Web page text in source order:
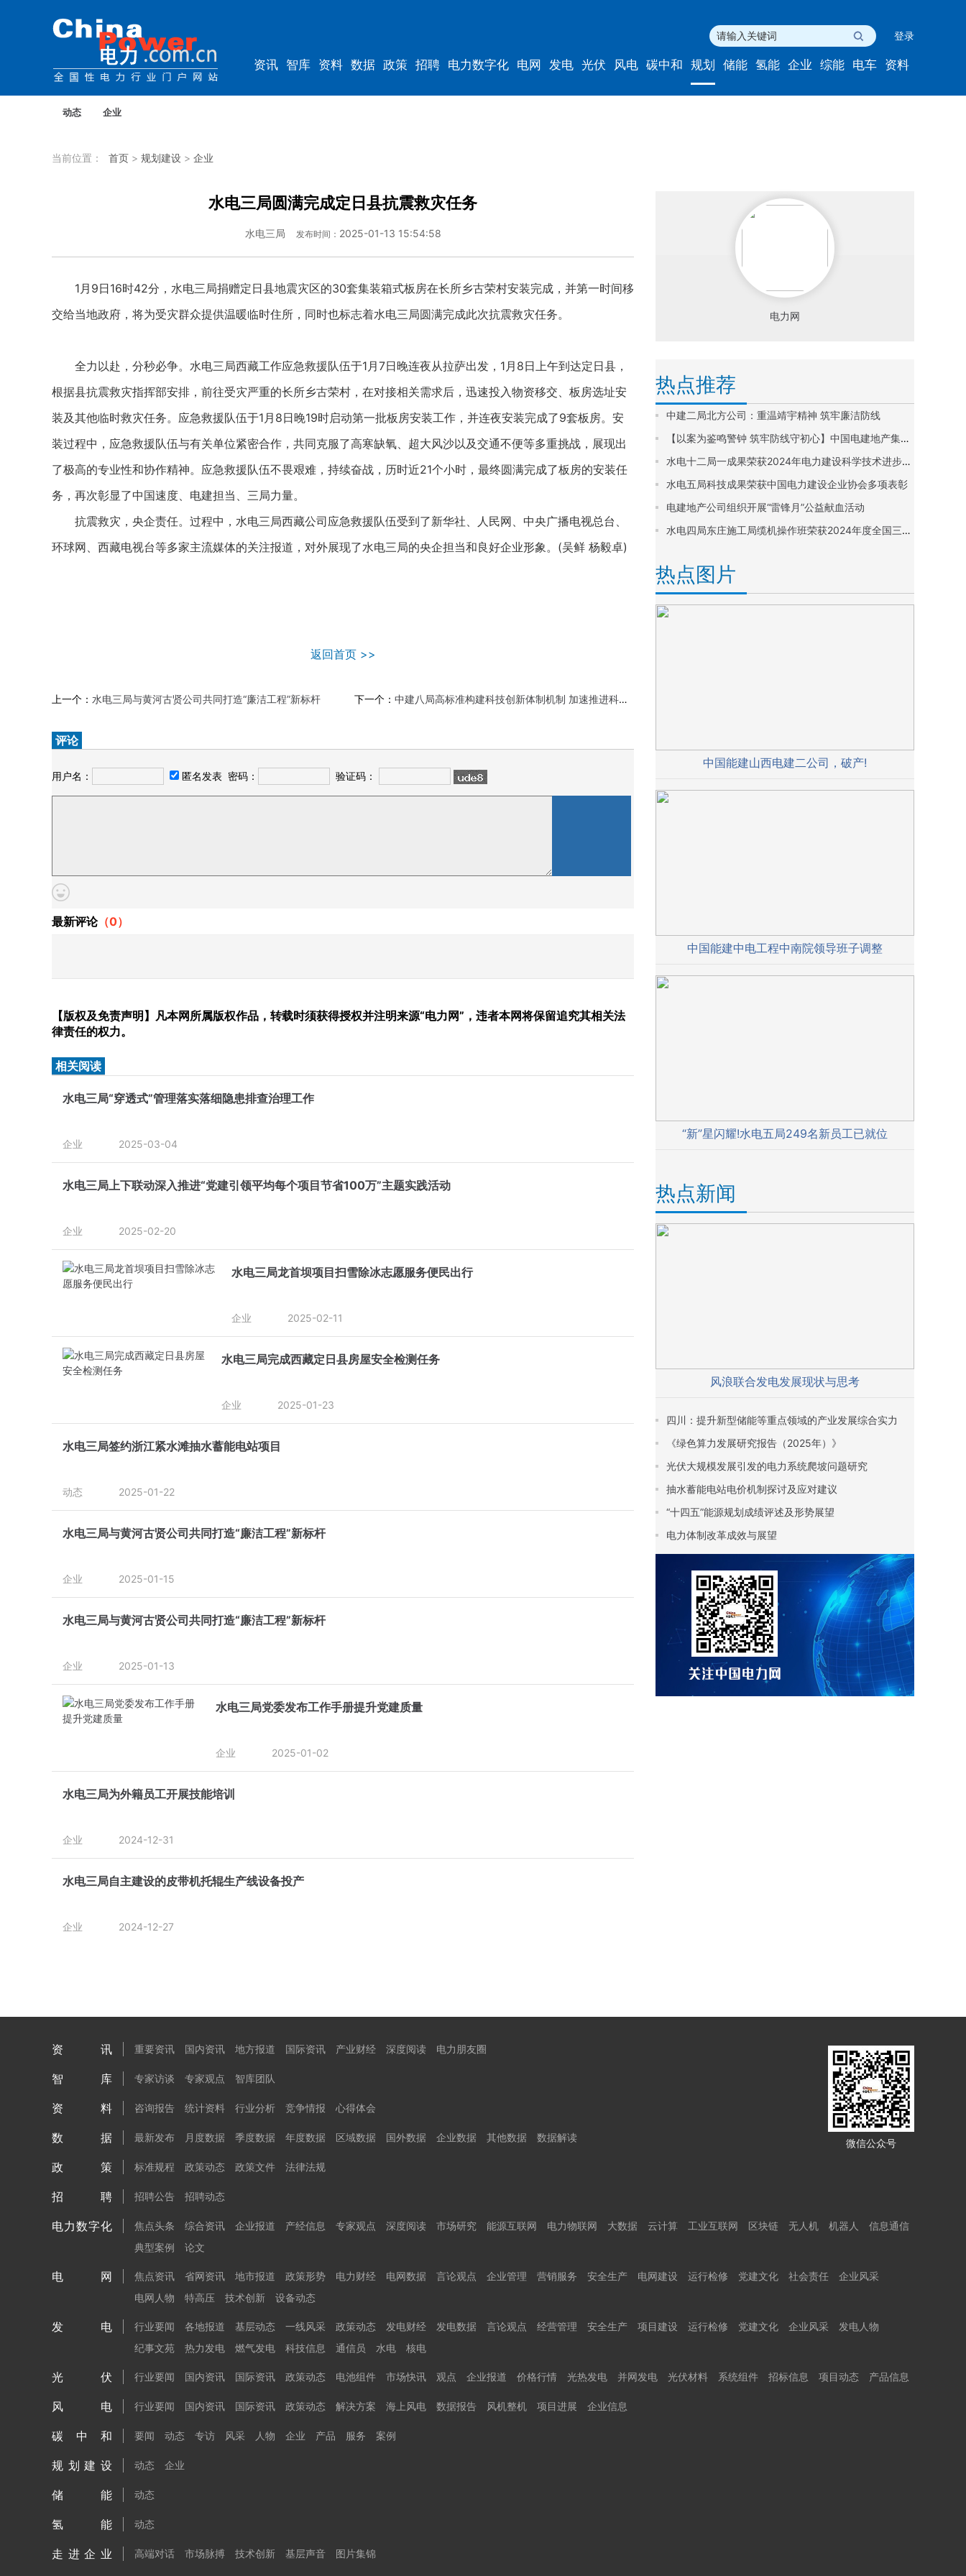
登录
资讯 智库 资料 数据 政策 招聘 电力数字化 电网 发电 光伏 风电 碳中和 规划 储能 氢能 企业 综能 电车 资料
动态 企业
当前位置： 首页 > 规划建设 > 企业
水电三局圆满完成定日县抗震救灾任务
水电三局 发布时间： 2025-01-13 15:54:58
1月9日16时42分，水电三局捐赠定日县地震灾区的30套集装箱式板房在长所乡古荣村安装完成，并第一时间移
交给当地政府，将为受灾群众提供温暖临时住所，同时也标志着水电三局圆满完成此次抗震救灾任务。
全力以赴，分秒必争。水电三局西藏工作应急救援队伍于1月7日晚连夜从拉萨出发，1月8日上午到达定日县，
根据县抗震救灾指挥部安排，前往受灾严重的长所乡古荣村，在对接相关需求后，迅速投入物资移交、板房选址安
装及其他临时救灾任务。应急救援队伍于1月8日晚19时启动第一批板房安装工作，并连夜安装完成了9套板房。安
装过程中，应急救援队伍与有关单位紧密合作，共同克服了高寒缺氧、超大风沙以及交通不便等多重挑战，展现出
了极高的专业性和协作精神。应急救援队伍不畏艰难，持续奋战，历时近21个小时，最终圆满完成了板房的安装任
务，再次彰显了中国速度、电建担当、三局力量。
抗震救灾，央企责任。过程中，水电三局西藏公司应急救援队伍受到了新华社、人民网、中央广播电视总台、
环球网、西藏电视台等多家主流媒体的关注报道，对外展现了水电三局的央企担当和良好企业形象。(吴鲜 杨毅卓)
返回首页 >>
上一个： 水电三局与黄河古贤公司共同打造“廉洁工程”新标杆 下一个：中建八局高标准构建科技创新体制机制 加速推进科研成果的高质量产出与转化
评论
用户名： 匿名发表 密码： 验证码：
最新评论（0）
【版权及免责声明】凡本网所属版权作品，转载时须获得授权并注明来源“电力网”，违者本网将保留追究其相关法
律责任的权力。
相关阅读
水电三局“穿透式”管理落实落细隐患排查治理工作
企业 2025-03-04
水电三局上下联动深入推进“党建引领平均每个项目节省100万”主题实践活动
企业 2025-02-20
水电三局龙首坝项目扫雪除冰志愿服务便民出行
企业 2025-02-11
水电三局完成西藏定日县房屋安全检测任务
企业 2025-01-23
水电三局签约浙江紧水滩抽水蓄能电站项目
动态 2025-01-22
水电三局与黄河古贤公司共同打造“廉洁工程”新标杆
企业 2025-01-15
水电三局与黄河古贤公司共同打造“廉洁工程”新标杆
企业 2025-01-13
水电三局党委发布工作手册提升党建质量
企业 2025-01-02
水电三局为外籍员工开展技能培训
企业 2024-12-31
水电三局自主建设的皮带机托辊生产线设备投产
企业 2024-12-27
电力网
热点推荐
中建二局北方公司：重温靖宇精神 筑牢廉洁防线
【以案为鉴鸣警钟 筑牢防线守初心】中国电建地产集团西南区域前往四川金堂监狱开展深入贯彻中央八项规定精神学习教育警示教育活动
水电十二局一成果荣获2024年电力建设科学技术进步奖一等奖
水电五局科技成果荣获中国电力建设企业协会多项表彰
电建地产公司组织开展“雷锋月”公益献血活动
水电四局东庄施工局缆机操作班荣获2024年度全国三八红旗集体
热点图片
中国能建山西电建二公司，破产!
中国能建中电工程中南院领导班子调整
“新”星闪耀!水电五局249名新员工已就位
热点新闻
风浪联合发电发展现状与思考
四川：提升新型储能等重点领域的产业发展综合实力
《绿色算力发展研究报告（2025年）》
光伏大规模发展引发的电力系统爬坡问题研究
抽水蓄能电站电价机制探讨及应对建议
“十四五”能源规划成绩评述及形势展望
电力体制改革成效与展望
微信公众号
资讯 重要资讯 国内资讯 地方报道 国际资讯 产业财经 深度阅读 电力朋友圈
智库 专家访谈 专家观点 智库团队
资料 咨询报告 统计资料 行业分析 竞争情报 心得体会
数据 最新发布 月度数据 季度数据 年度数据 区域数据 国外数据 企业数据 其他数据 数据解读
政策 标准规程 政策动态 政策文件 法律法规
招聘 招聘公告 招聘动态
电力数字化 焦点头条 综合资讯 企业报道 产经信息 专家观点 深度阅读 市场研究 能源互联网 电力物联网 大数据 云计算 工业互联网 区块链 无人机 机器人
信息通信
典型案例
论文
电网 焦点资讯 省网资讯 地市报道 政策形势 电力财经 电网数据 言论观点 企业管理 营销服务 安全生产 电网建设 运行检修 党建文化 社会责任
企业风采
电网人物
特高压 技术创新 设备动态
发电 行业要闻 各地报道 基层动态 一线风采 政策动态 发电财经 发电数据 言论观点 经营管理 安全生产 项目建设 运行检修 党建文化 企业风采
发电人物
纪事文苑
热力发电 燃气发电 科技信息 通信员 水电 核电
光伏 行业要闻 国内资讯 国际资讯 政策动态 电池组件 市场快讯 观点 企业报道 价格行情 光热发电 并网发电 光伏材料 系统组件 招标信息 项目动态 产品信息
风电 行业要闻 国内资讯 国际资讯 政策动态 解决方案 海上风电 数据报告 风机整机 项目进展 企业信息
碳中和 要闻 动态 专访 风采 人物 企业 产品 服务 案例
规划建设 动态 企业
储能 动态
氢能 动态
走进企业 高端对话 市场脉搏 技术创新 基层声音 图片集锦